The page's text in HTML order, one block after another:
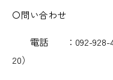
〇問い合わせ
電話 ：092-928-
20）